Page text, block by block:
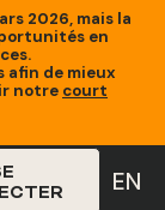
2026, mais la
en
afin de mieux
notre court
EN
de